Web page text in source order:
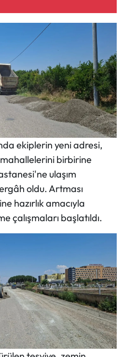
ekiplerin yeni adresi,
birbirine
ulaşım
oldu. Artması
hazırlık amacıyla
çalışmaları başlatıldı.